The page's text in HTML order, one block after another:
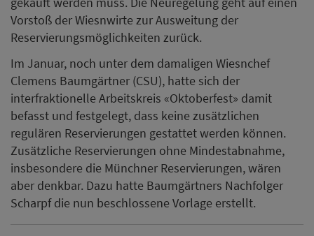
Vorstoß der Wiesnwirte zur Ausweitung der
Reservierungsmöglichkeiten zurück.
Im Januar, noch unter dem damaligen Wiesnchef
Clemens Baumgärtner (CSU), hatte sich der
interfraktionelle Arbeitskreis «Oktoberfest» damit
befasst und festgelegt, dass keine zusätzlichen
regulären Reservierungen gestattet werden können.
Zusätzliche Reservierungen ohne Mindestabnahme,
insbesondere die Münchner Reservierungen, wären
aber denkbar. Dazu hatte Baumgärtners Nachfolger
Scharpf die nun beschlossene Vorlage erstellt.